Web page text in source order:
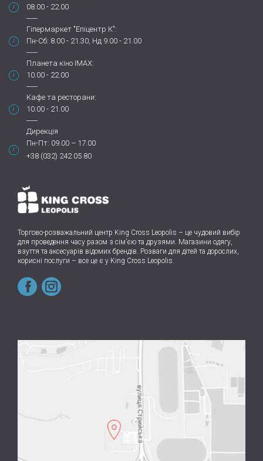
08.00 - 22.00
Гіпермаркет "Епіцентр К":
Пн-Сб: 8.00 - 21.30, Нд 9.00 - 21.00
Планета кіно IMAX:
10.00 - 22.00
Кафе та ресторани:
10.00 - 21.00
Дирекція
Пн-Пт: 09.00 – 17.00
+38 (032) 242 05 80
Торгово-розважальний центр King Cross Leopolis – це чудовий вибір
для проведення часу разом з сім’єю та друзями. Магазини одягу,
взуття та аксесуарів відомих брендів. Розваги для дітей та дорослих,
корисні послуги – все це є у King Cross Leopolis.